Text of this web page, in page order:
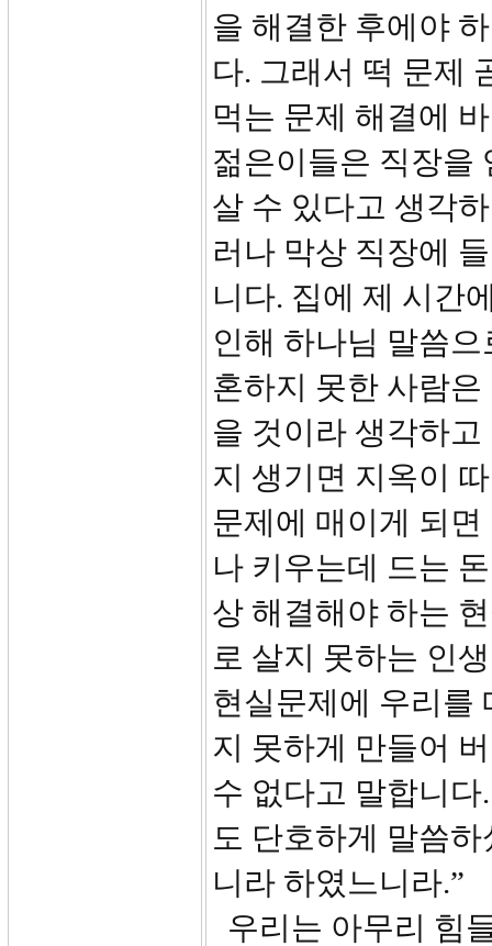
을 해결한 후에야
다. 그래서 떡 문제
먹는 문제 해결에
젊은이들은 직장을
살 수 있다고 생각
러나 막상 직장에
니다. 집에 제 시간
인해 하나님 말씀
혼하지 못한 사람
을 것이라 생각하
지 생기면 지옥이
문제에 매이게 되
나 키우는데 드는
상 해결해야 하는
로 살지 못하는 인
현실문제에 우리를
지 못하게 만들어
수 없다고 말합니
도 단호하게 말씀
니라 하였느니라.”
우리는 아무리 힘